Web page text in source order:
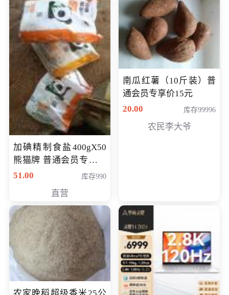
加碘精制食盐400gX50
熊猫牌 普通会员专享价
格50元
51.00 库存990
直营
南瓜红薯（10斤装）普
通会员专享价15元
20.00
库存99996
农民李大爷